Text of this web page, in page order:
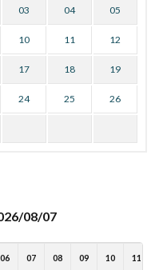
03 04 05
10 11 12
17 18 19
24 25 26
08/07
06 07 08 09 10 11